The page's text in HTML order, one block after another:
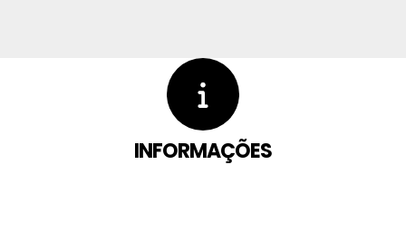
INFORMAÇÕES